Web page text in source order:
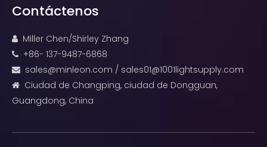
Contáctenos
 Miller Chen/Shirley Zhang
 +86- 137-9487-6868
 sales@minleon.com / sales01@1001lightsupply.com

Ciudad de Changping, ciudad de Dongguan,
Guangdong, China